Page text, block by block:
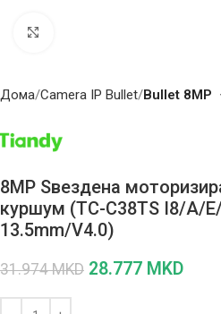
Дома Camera IP Bullet Bullet 8MP
8MP Ѕвездена
куршум (TC-C38TS I8/A/
13.5mm/V4.0)
31.974MKD 28.777 MKD